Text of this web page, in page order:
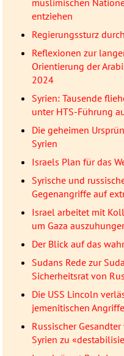
entziehen
Regierungssturz
Reflexionen zur
Orientierung der
2024
Syrien: Tausende
unter HTS-Führung
Die geheimen
Syrien
Israels Plan für das
Syrische und
Gegenangriffe auf
Israel arbeitet mit
um Gaza
Der Blick auf das
Sudans Rede zur
Sicherheitsrat von
Die USS Lincoln
jemenitischen
Russischer
Syrien zu